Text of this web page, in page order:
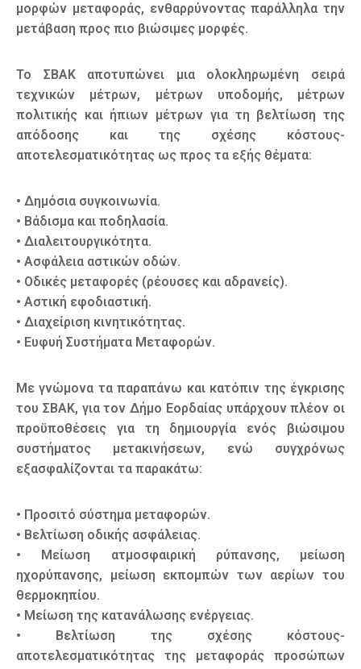
μορφών μεταφοράς, ενθαρρύνοντας παράλληλα την
μετάβαση προς πιο βιώσιμες μορφές.
Το ΣΒΑΚ αποτυπώνει μια ολοκληρωμένη σειρά
τεχνικών μέτρων, μέτρων υποδομής, μέτρων
πολιτικής και ήπιων μέτρων για τη βελτίωση της
απόδοσης και της σχέσης κόστους-
αποτελεσματικότητας ως προς τα εξής θέματα:
• Δημόσια συγκοινωνία.
• Βάδισμα και ποδηλασία.
• Διαλειτουργικότητα.
• Ασφάλεια αστικών οδών.
• Οδικές μεταφορές (ρέουσες και αδρανείς).
• Αστική εφοδιαστική.
• Διαχείριση κινητικότητας.
• Ευφυή Συστήματα Μεταφορών.
Με γνώμονα τα παραπάνω και κατόπιν της έγκρισης
του ΣΒΑΚ, για τον Δήμο Εορδαίας υπάρχουν πλέον οι
προϋποθέσεις για τη δημιουργία ενός βιώσιμου
συστήματος μετακινήσεων, ενώ συγχρόνως
εξασφαλίζονται τα παρακάτω:
• Προσιτό σύστημα μεταφορών.
• Βελτίωση οδικής ασφάλειας.
• Μείωση ατμοσφαιρική ρύπανσης, μείωση
ηχορύπανσης, μείωση εκπομπών των αερίων του
θερμοκηπίου.
• Μείωση της κατανάλωσης ενέργειας.
• Βελτίωση της σχέσης κόστους-
αποτελεσματικότητας της μεταφοράς προσώπων